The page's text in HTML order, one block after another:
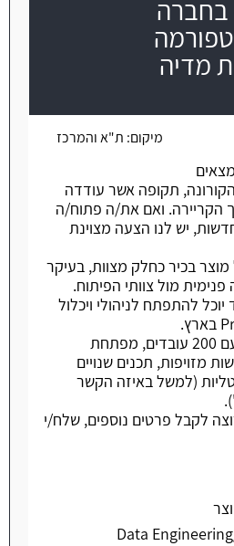
בחברה
מדיה
מיקום: ת"א והמרכז
תקופה אשר עודדה
הקריירה. ואם את/ה פתוח/ה
יש לנו הצעה מצוינת
בכיר כחלק מצוות, בעיקר
להתפתח לניהולי ויכלול
החברה הינה גלובלית עם 200 עובדים, מפתחת
מזויפות, תכנים שנויים
(למשל באיזה הקשר
לקבל פרטים נוספים, שלח/י